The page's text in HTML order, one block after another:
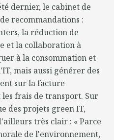
dernier, le cabinet de
recommandations :
la réduction de
et la collaboration à
à la consommation et
mais aussi générer des
sur la facture
frais de transport. Sur
des projets green IT,
très clair : « Parce
de l'environnement,